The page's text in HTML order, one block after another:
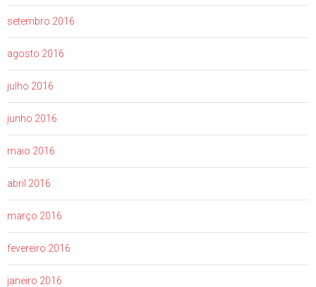
setembro 2016
agosto 2016
julho 2016
junho 2016
maio 2016
abril 2016
março 2016
fevereiro 2016
janeiro 2016